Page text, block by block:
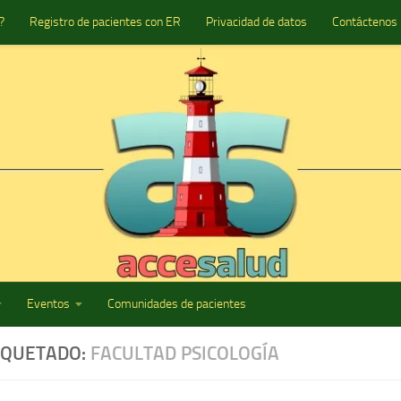
Registro de pacientes con ER Privacidad de datos Contáctenos
Eventos Comunidades de pacientes
FACULTAD PSICOLOGÍA